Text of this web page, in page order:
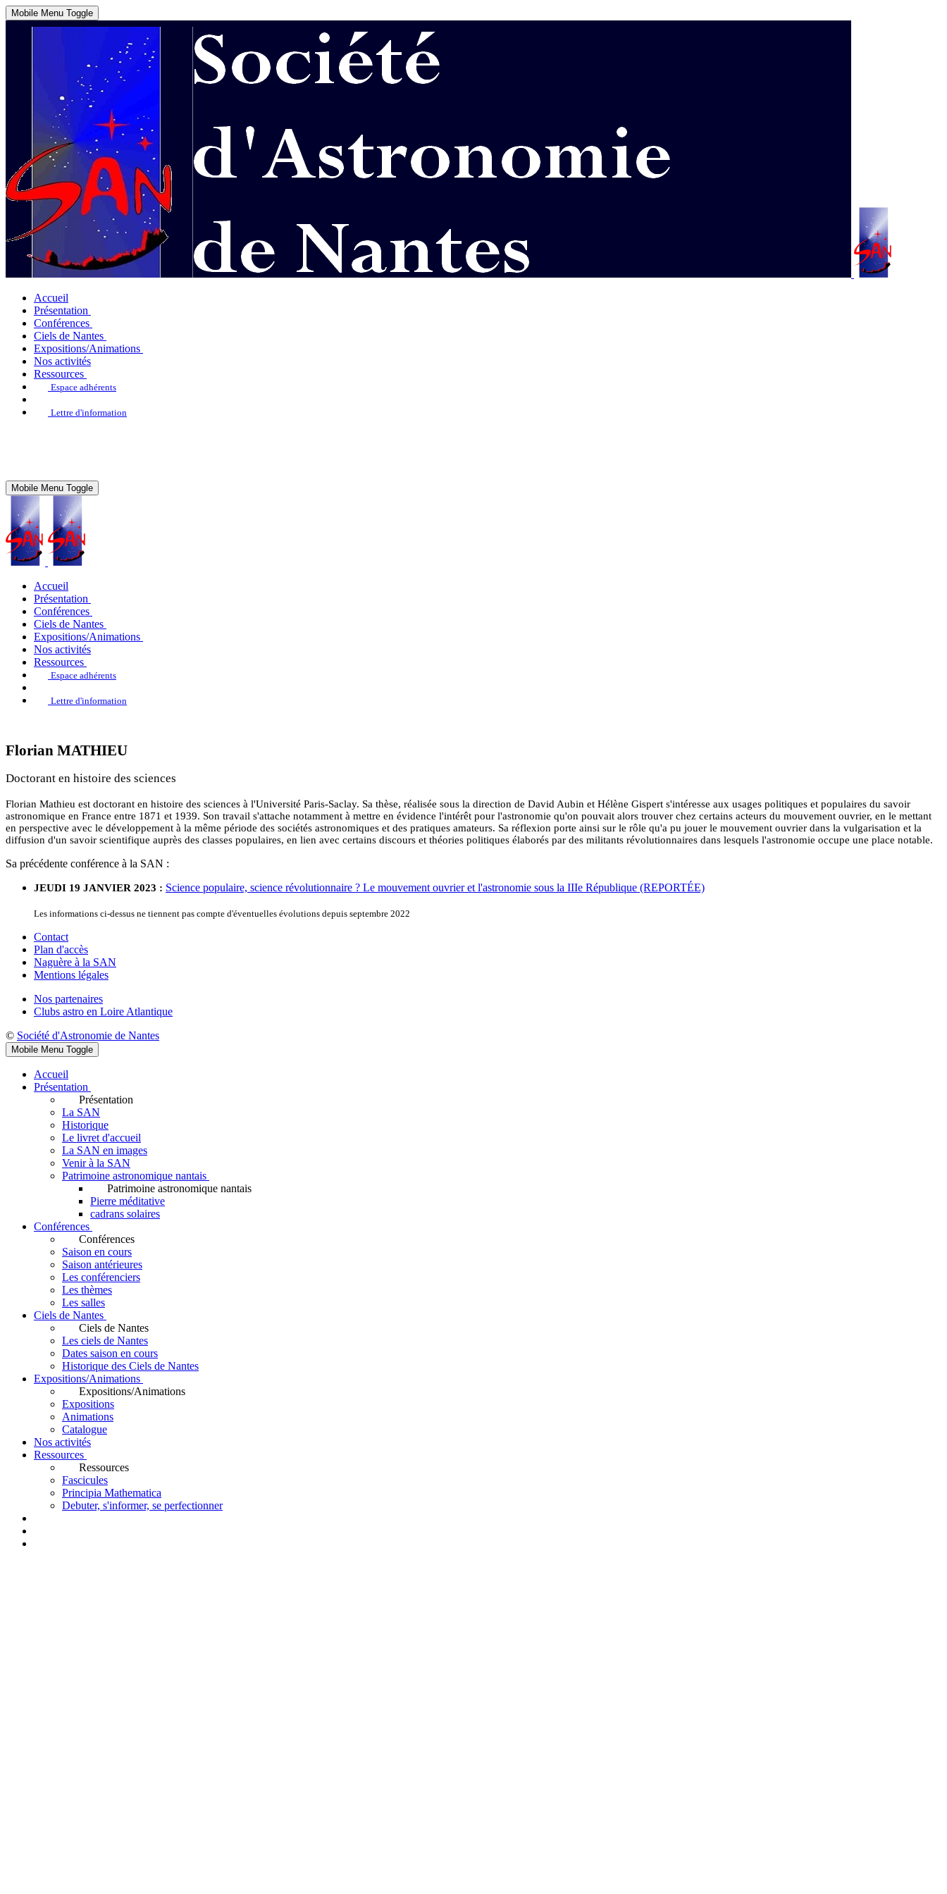
Mobile Menu Toggle
Accueil
Présentation
Conférences
Ciels de Nantes
Expositions/Animations
Nos activités
Ressources
Espace adhérents
Lettre d'information
Mobile Menu Toggle
Accueil
Présentation
Conférences
Ciels de Nantes
Expositions/Animations
Nos activités
Ressources
Espace adhérents
Lettre d'information
Florian MATHIEU
Doctorant en histoire des sciences
Florian Mathieu est doctorant en histoire des sciences à l'Université Paris-Saclay. Sa thèse, réalisée sous la direction de David Aubin et Hélène Gispert s'intéresse aux usages politiques et populaires du savoir
astronomique en France entre 1871 et 1939. Son travail s'attache notamment à mettre en évidence l'intérêt pour l'astronomie qu'on pouvait alors trouver chez certains acteurs du mouvement ouvrier, en le mettant
en perspective avec le développement à la même période des sociétés astronomiques et des pratiques amateurs. Sa réflexion porte ainsi sur le rôle qu'a pu jouer le mouvement ouvrier dans la vulgarisation et la
diffusion d'un savoir scientifique auprès des classes populaires, en lien avec certains discours et théories politiques élaborés par des militants révolutionnaires dans lesquels l'astronomie occupe une place notable.
Sa précédente conférence à la SAN :
JEUDI 19 JANVIER 2023 : Science populaire, science révolutionnaire ? Le mouvement ouvrier et l'astronomie sous la IIIe République (REPORTÉE)
Les informations ci-dessus ne tiennent pas compte d'éventuelles évolutions depuis septembre 2022
Contact
Plan d'accès
Naguère à la SAN
Mentions légales
Nos partenaires
Clubs astro en Loire Atlantique
© Société d'Astronomie de Nantes
Mobile Menu Toggle
Accueil
Présentation
Présentation
La SAN
Historique
Le livret d'accueil
La SAN en images
Venir à la SAN
Patrimoine astronomique nantais
Patrimoine astronomique nantais
Pierre méditative
cadrans solaires
Conférences
Conférences
Saison en cours
Saison antérieures
Les conférenciers
Les thèmes
Les salles
Ciels de Nantes
Ciels de Nantes
Les ciels de Nantes
Dates saison en cours
Historique des Ciels de Nantes
Expositions/Animations
Expositions/Animations
Expositions
Animations
Catalogue
Nos activités
Ressources
Ressources
Fascicules
Principia Mathematica
Debuter, s'informer, se perfectionner